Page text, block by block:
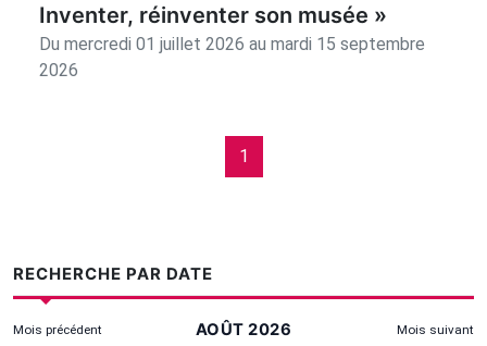
Inventer, réinventer son musée »
Du mercredi 01 juillet 2026 au mardi 15 septembre
2026
1
RECHERCHE PAR DATE
Utilisez Tab pour atteindre les contrôles, les flèches pour
Mois précédent AOÛT 2026 Mois suivant